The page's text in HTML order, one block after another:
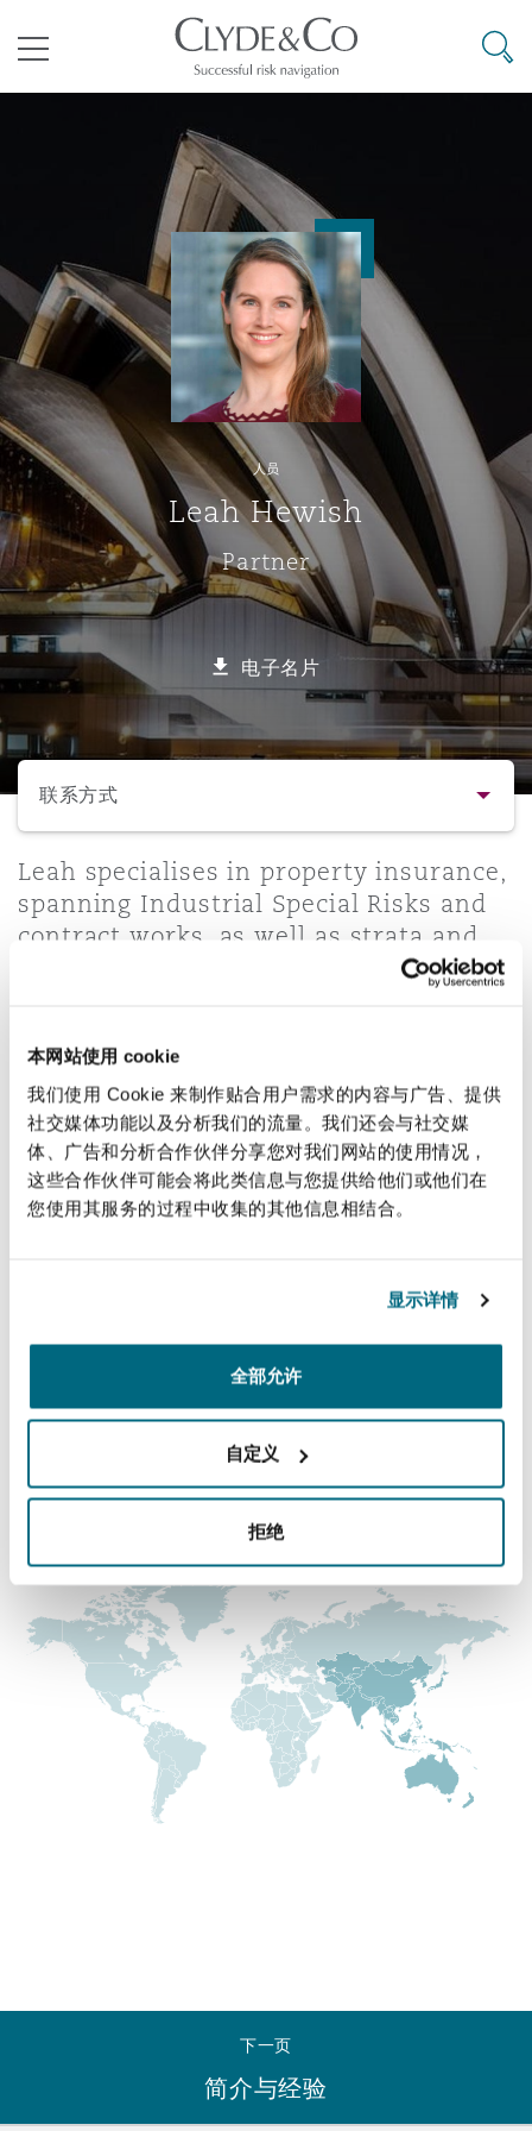
本网站使用 cookie
我们使用 Cookie 来制作贴合用户需求的内容与广告、提供
社交媒体功能以及分析我们的流量。我们还会与社交媒
体、广告和分析合作伙伴分享您对我们网站的使用情况，
这些合作伙伴可能会将此类信息与您提供给他们或他们在
您使用其服务的过程中收集的其他信息相结合。
显示详情
全部允许
自定义
拒绝
Business Jets
Carrier Liability
Commerical Dispute
Debt Recovery
Emergency Response & Crisis
Management
Finance & Leasing
Insurance Coverage
Non-Contentious
Regulatory
Satellite & Space
业与咨询
商业
公司
企业、商业与合规保险
数据保护与隐私权
劳动、养老金和移民n
金融
技术、外包与数据
议解决
Commercial Arbitration
Commercial Disputes
Commercial Litigation
源、海洋与贸易
Energy & Natural Resources
Marine
Trade & Commodities
险和再保险
Bermuda Form
Casualty
Corporate, Commercial &
Insurance
Cyber Risk
Employers' & Public Liability
Employment Practices
Financial Institutions,
Officers
Insurance Coverage
Product Liability & Recall
Property
Reinsurance
Specialty
目和建筑工程
Construction Disputes
环境保护法
基础设施
PPP/PFI
Public Procurement
房地产
管法规与调查
Anti-Bribery & Corruption
Compliance
External Investigations
Financial Services
Fraud & White-Collar Crime
Internal Investigations
Safety, Security, Health &
Code
& Co Newton - 解锁智能索赔新模式
议融资
Eco Audit
普敦
累斯萨拉姆
翰内斯堡
罗比 – 联营办公室
京
里斯班
庆
港
隆坡 – 联营办公室
尔本
德里 – 联营办公室
海
加坡
西哥城
约热内卢
地亚哥 – 联营办公室
保罗
罗
哈
拜
达
雅得
士顿
尔加里
加哥
拉斯
佛
萨斯城
阿密
特利尔
尼克斯
尔法斯特
明翰
里斯托尔
里
柏林（圣史蒂芬绿地大厦）
塞尔多夫
尔福德
堡
德里
彻斯特，新贝利广场2号
目录
其礼律所事务所
搜寻
人员
Leah Hewish
Partner
电子名片
选择所需部分
联系方式
联系方式
简介与经验
法律解析
Leah specialises in property insurance,
spanning Industrial Special Risks and
contract works, as well as strata and
homeowners' policies. Leah has
policy coverage issues to deliver highly
actionable advice.
直线
+61 2 9210 4427
+61 2 9210 4400
+61 2 9210 4599
下一页
简介与经验